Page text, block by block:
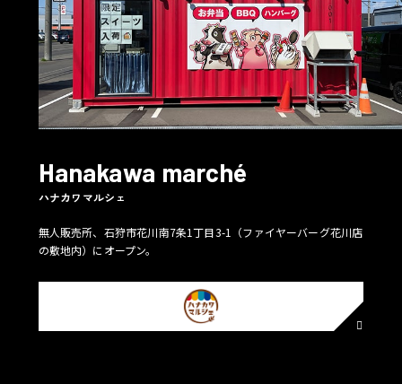
Hanakawa marché
ハナカワマルシェ
無人販売所、石狩市花川南7条1丁目3-1（ファイヤーバーグ花川店
の敷地内）にオープン。